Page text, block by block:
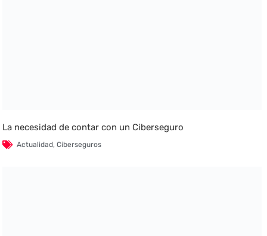
La necesidad de contar con un Ciberseguro
Actualidad,Ciberseguros